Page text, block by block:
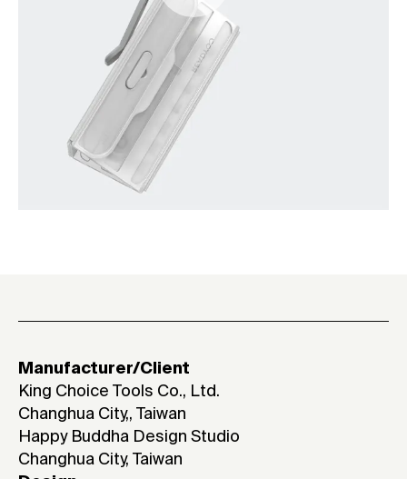
Manufacturer/Client
King Choice Tools Co., Ltd.
Changhua City,, Taiwan
Happy Buddha Design Studio
Changhua City, Taiwan